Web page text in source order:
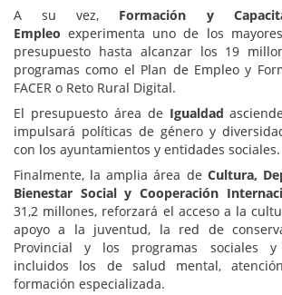
A su vez, Formación y
Empleo experimenta uno de los
presupuesto hasta alcanzar los 19
programas como el Plan de Empleo y
FACER o Reto Rural Digital.
El presupuesto área de Igualdad
impulsará políticas de género y
con los ayuntamientos y entidades sociales.
Finalmente, la amplia área de Cultura,
Bienestar Social y Cooperación
31,2 millones, reforzará el acceso a la
apoyo a la juventud, la red de
Provincial y los programas sociales y
incluidos los de salud mental,
formación especializada.